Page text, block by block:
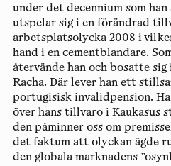
under det decennium som
utspelar sig i en förändrad
arbetsplatsolycka 2008 i
hand i en cementblandare.
återvände han och bosatte
Racha. Där lever han ett
portugisisk invalidpension.
över hans tillvaro i Kaukasus
den påminner oss om
det faktum att olyckan ägde
den globala marknadens